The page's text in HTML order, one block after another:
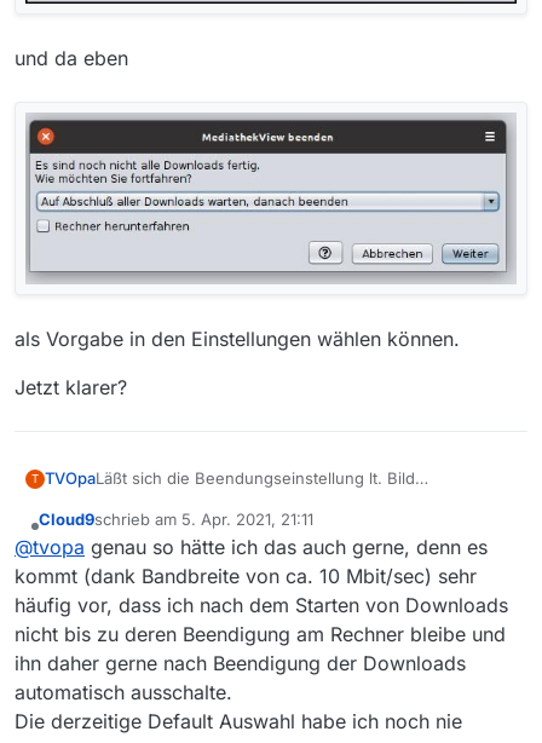
und da eben
als Vorgabe in den Einstellungen wählen können.
Jetzt klarer?
T TVOpaLäßt sich die Beendungseinstellung lt. Bild
Lob: Rennt wie Hulle unter Linux, hatte noch nie 'n
Problem.
Offline
Cloud9schrieb am 5. Apr. 2021, 21:11
zuletzt editiert von
@tvopa genau so hätte ich das auch gerne, denn es
kommt (dank Bandbreite von ca. 10 Mbit/sec) sehr
häufig vor, dass ich nach dem Starten von Downloads
nicht bis zu deren Beendigung am Rechner bleibe und
ihn daher gerne nach Beendigung der Downloads
automatisch ausschalte.
Die derzeitige Default Auswahl habe ich noch nie